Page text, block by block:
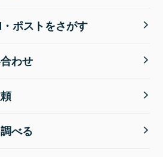
ポストをさがす
わせ
べる